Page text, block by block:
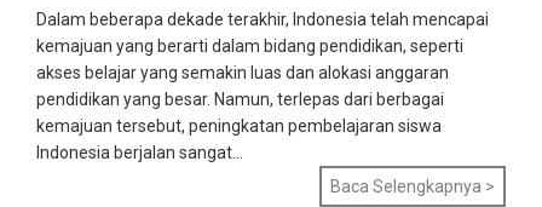
Dalam beberapa dekade terakhir, Indonesia telah mencapai
kemajuan yang berarti dalam bidang pendidikan, seperti
akses belajar yang semakin luas dan alokasi anggaran
pendidikan yang besar. Namun, terlepas dari berbagai
kemajuan tersebut, peningkatan pembelajaran siswa
Indonesia berjalan sangat...
Baca Selengkapnya >